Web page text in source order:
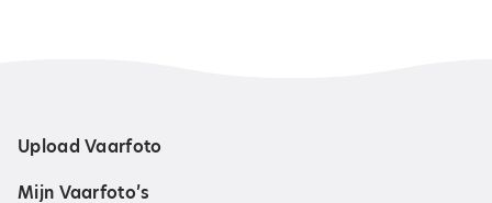
Upload Vaarfoto
Mijn Vaarfoto’s